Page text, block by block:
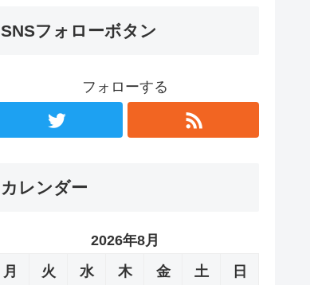
SNSフォローボタン
フォローする
カレンダー
2026年8月
月
火 水 木 金 土 日